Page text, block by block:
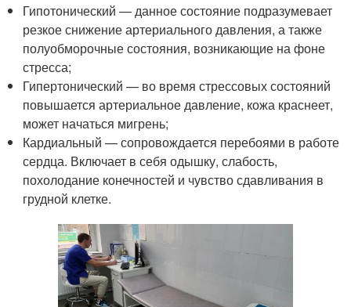
Гипотонический — данное состояние подразумевает
резкое снижение артериального давления, а также
полуобморочные состояния, возникающие на фоне
стресса;
Гипертонический — во время стрессовых состояний
повышается артериальное давление, кожа краснеет,
может начаться мигрень;
Кардиальный — сопровождается перебоями в работе
сердца. Включает в себя одышку, слабость,
похолодание конечностей и чувство сдавливания в
грудной клетке.